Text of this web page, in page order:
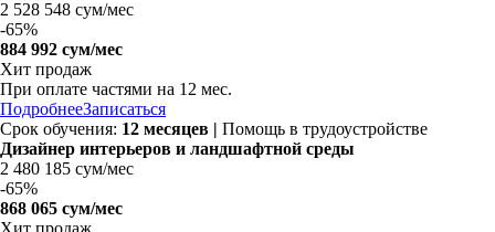
2 528 548 сум/мес
-65%
884 992 сум/мес
Хит продаж
При оплате частями на 12 мес.
ПодробнееЗаписаться
Срок обучения: 12 месяцев | Помощь в трудоустройстве
Дизайнер интерьеров и ландшафтной среды
2 480 185 сум/мес
-65%
868 065 сум/мес
Хит продаж